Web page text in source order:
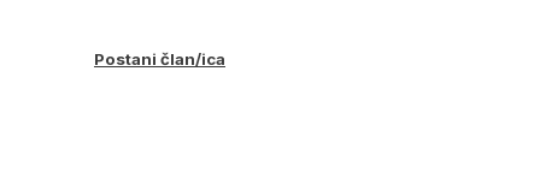
Postani član/ica